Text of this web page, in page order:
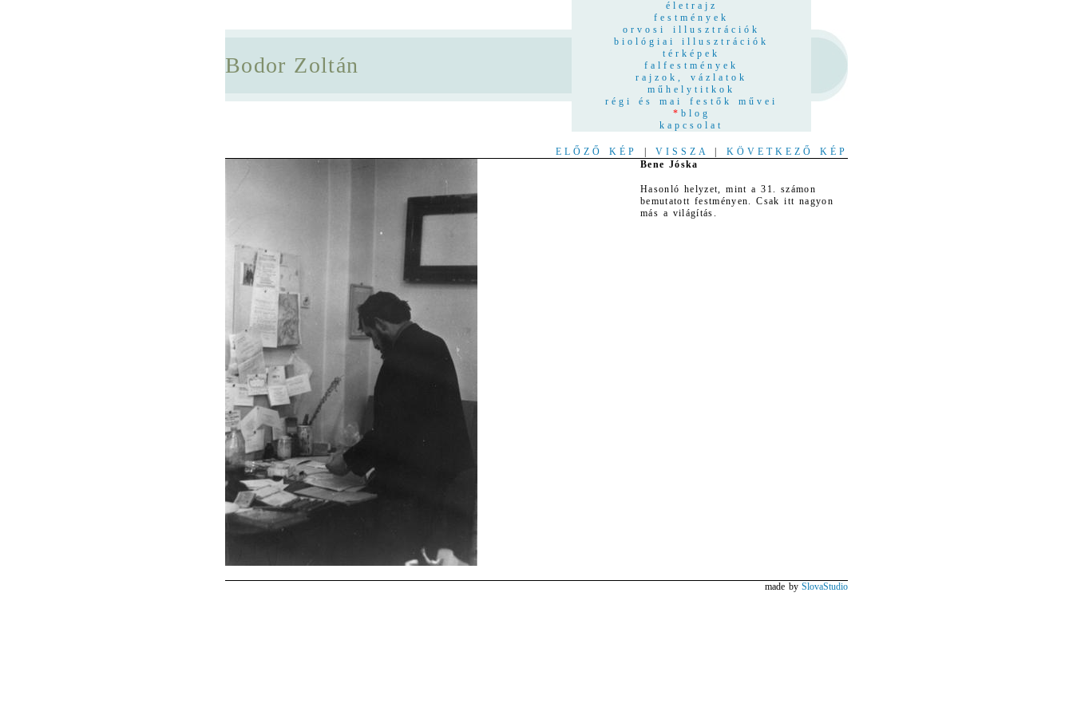
Bodor Zoltán
életrajz
festmények
orvosi illusztrációk
biológiai illusztrációk
térképek
falfestmények
rajzok, vázlatok
műhelytitkok
régi és mai festők művei
* blog
kapcsolat
ELŐZŐ KÉP VISSZA
KÖVETKEZŐ KÉP
Bene Jóska
Hasonló helyzet, mint a 31. számon
bemutatott festményen. Csak itt nagyon
más a világítás.
made by SlovaStudio